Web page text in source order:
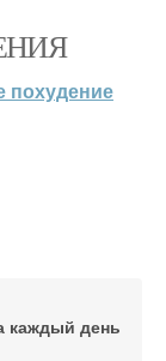
похудение
каждый день